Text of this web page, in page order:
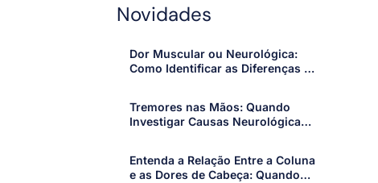
Novidades
Dor Muscular ou Neurológica:
Como Identificar as Diferenças e
Tremores nas Mãos: Quando
Investigar Causas Neurológicas
Entenda a Relação Entre a Coluna
e as Dores de Cabeça: Quando